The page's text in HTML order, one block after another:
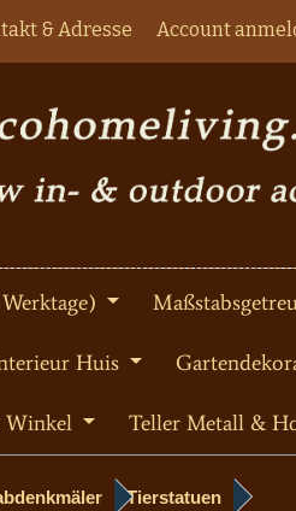
& Adresse Account
Huis
Winkel Teller Metall &
Tierstatuen